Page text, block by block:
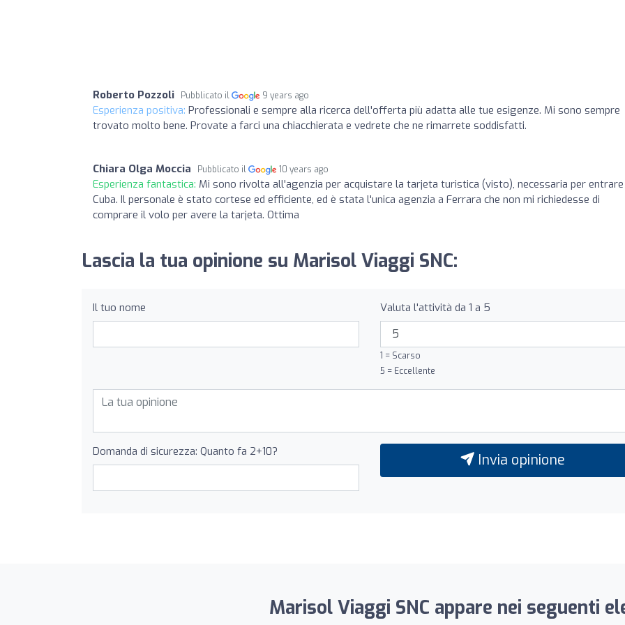
Roberto Pozzoli Pubblicato il 9 years ago
Esperienza positiva: Professionali e sempre alla ricerca dell'offerta più adatta alle tue esigenze. Mi sono sempre
trovato molto bene. Provate a farci una chiacchierata e vedrete che ne rimarrete soddisfatti.
Chiara Olga Moccia Pubblicato il 10 years ago
Esperienza fantastica: Mi sono rivolta all'agenzia per acquistare la tarjeta turistica (visto), necessaria per
Cuba. Il personale è stato cortese ed efficiente, ed è stata l'unica agenzia a Ferrara che non mi richiedesse di
comprare il volo per avere la tarjeta. Ottima
Lascia la tua opinione su Marisol Viaggi SNC:
Il tuo nome Valuta l'attività da 1 a 5
1 = Scarso
5 = Eccellente
Domanda di sicurezza: Quanto fa 2+10? Invia opinione
Marisol Viaggi SNC appare nei seguenti